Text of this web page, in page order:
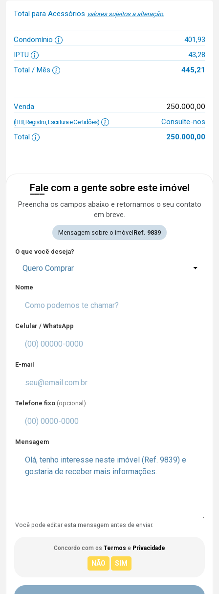
Total para Acessórios valores sujeitos a alteração.
Condomínio
401,93
IPTU
43,28
Total / Mês
445,21
Venda 250.000,00
(ITBI, Registro, Escritura e Certidões)
Consulte-nos
Total
250.000,00
Fale com a gente sobre este imóvel
Preencha os campos abaixo e retornamos o seu contato
em breve.
Mensagem sobre o imóvel Ref. 9839
O que você deseja?
Quero Comprar
Nome
Celular / WhatsApp
E-mail
Telefone fixo (opcional)
Mensagem
Você pode editar esta mensagem antes de enviar.
Concordo com os Termos e Privacidade